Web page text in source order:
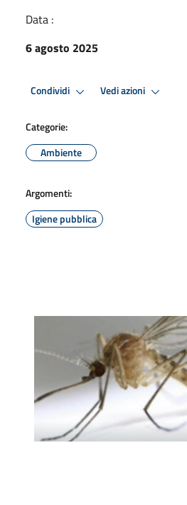
Data :
6 agosto 2025
Condividi Vedi azioni
Categorie:
Ambiente
Argomenti:
Igiene pubblica